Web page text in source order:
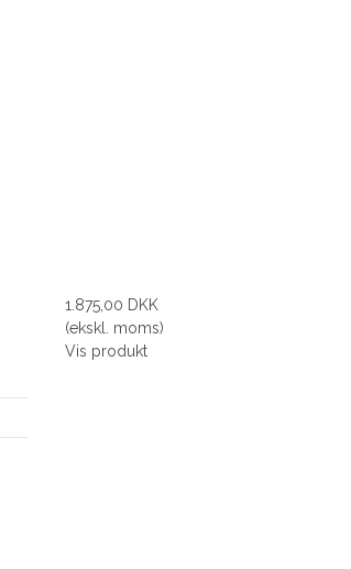
1.875,00 DKK
(ekskl. moms)
Vis produkt